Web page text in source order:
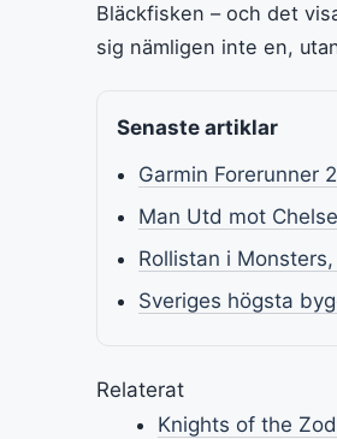
Bläckfisken – och det
sig nämligen inte en,
Senaste artiklar
Garmin Forerunner
Man Utd mot
Rollistan i
Sveriges högsta
Relaterat
Knights of the